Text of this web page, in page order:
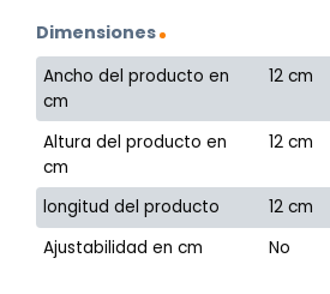
Dimensiones
Ancho del producto en
cm
12 cm
Altura del producto en
cm
12 cm
longitud del producto
12 cm
Ajustabilidad en cm
No